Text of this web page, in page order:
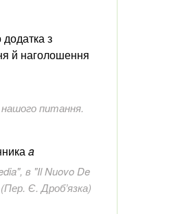
з
й наголошення
нашого питання.
a
в "Il Nuovo De
Є. Дроб’язка)